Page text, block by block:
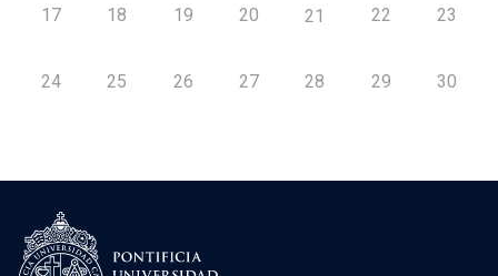
17 18 19 20 21 22 23
24 25 26 27 28 29 30